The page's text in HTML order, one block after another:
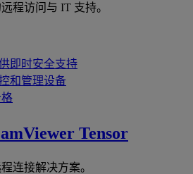
程访问与 IT 支持。
即时安全支持
和管理设备
Tensor
连接解决方案。